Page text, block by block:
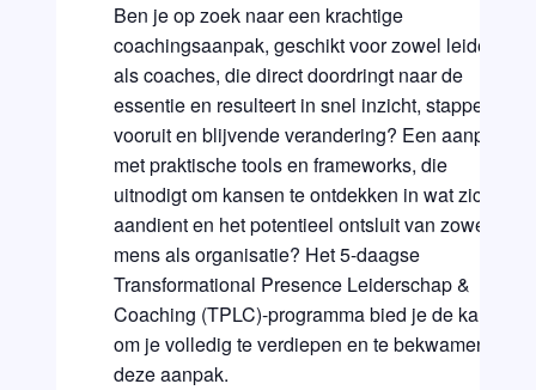
Ben je op zoek naar een krachtige
coachingsaanpak, geschikt voor zowel leiders
als coaches, die direct doordringt naar de
essentie en resulteert in snel inzicht, stappen
vooruit en blijvende verandering? Een aanpak
met praktische tools en frameworks, die
uitnodigt om kansen te ontdekken in wat zich
aandient en het potentieel ontsluit van zowel
mens als organisatie? Het 5-daagse
Transformational Presence Leiderschap &
Coaching (TPLC)-programma bied je de kans
om je volledig te verdiepen en te bekwamen in
deze aanpak.